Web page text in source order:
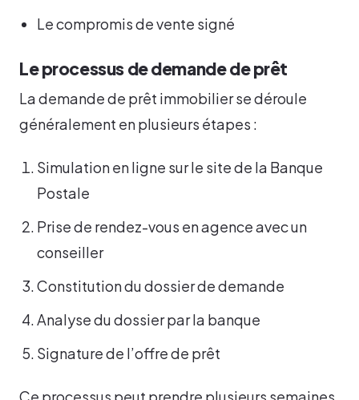
Le compromis de vente signé
Le processus de demande de prêt
La demande de prêt immobilier se déroule
généralement en plusieurs étapes :
Simulation en ligne sur le site de la Banque
Postale
Prise de rendez-vous en agence avec un
conseiller
Constitution du dossier de demande
Analyse du dossier par la banque
Signature de l’offre de prêt